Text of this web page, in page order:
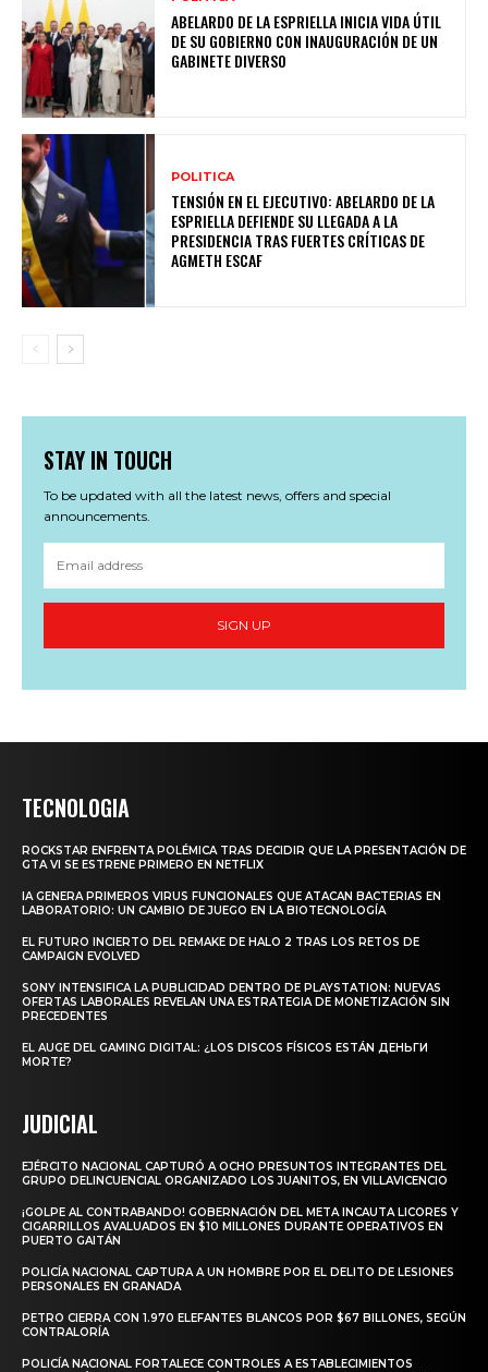
ABELARDO DE LA ESPRIELLA INICIA VIDA ÚTIL
DE SU GOBIERNO CON INAUGURACIÓN DE UN
GABINETE DIVERSO
POLITICA
TENSIÓN EN EL EJECUTIVO: ABELARDO DE LA
ESPRIELLA DEFIENDE SU LLEGADA A LA
PRESIDENCIA TRAS FUERTES CRÍTICAS DE
AGMETH ESCAF
STAY IN TOUCH
To be updated with all the latest news, offers and special
announcements.
SIGN UP
TECNOLOGIA
ROCKSTAR ENFRENTA POLÉMICA TRAS DECIDIR QUE LA PRESENTACIÓN DE
GTA VI SE ESTRENE PRIMERO EN NETFLIX
IA GENERA PRIMEROS VIRUS FUNCIONALES QUE ATACAN BACTERIAS EN
LABORATORIO: UN CAMBIO DE JUEGO EN LA BIOTECNOLOGÍA
EL FUTURO INCIERTO DEL REMAKE DE HALO 2 TRAS LOS RETOS DE
CAMPAIGN EVOLVED
SONY INTENSIFICA LA PUBLICIDAD DENTRO DE PLAYSTATION: NUEVAS
OFERTAS LABORALES REVELAN UNA ESTRATEGIA DE MONETIZACIÓN SIN
PRECEDENTES
EL AUGE DEL GAMING DIGITAL: ¿LOS DISCOS FÍSICOS ESTÁN ДЕНЬГИ
MORTE?
JUDICIAL
EJÉRCITO NACIONAL CAPTURÓ A OCHO PRESUNTOS INTEGRANTES DEL
GRUPO DELINCUENCIAL ORGANIZADO LOS JUANITOS, EN VILLAVICENCIO
¡GOLPE AL CONTRABANDO! GOBERNACIÓN DEL META INCAUTA LICORES Y
CIGARRILLOS AVALUADOS EN $10 MILLONES DURANTE OPERATIVOS EN
PUERTO GAITÁN
POLICÍA NACIONAL CAPTURA A UN HOMBRE POR EL DELITO DE LESIONES
PERSONALES EN GRANADA
PETRO CIERRA CON 1.970 ELEFANTES BLANCOS POR $67 BILLONES, SEGÚN
CONTRALORÍA
POLICÍA NACIONAL FORTALECE CONTROLES A ESTABLECIMIENTOS